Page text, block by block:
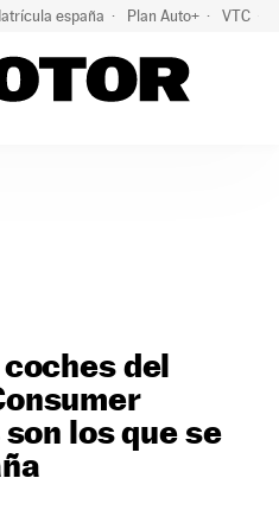
españa Plan Auto+ VTC
del
los que se